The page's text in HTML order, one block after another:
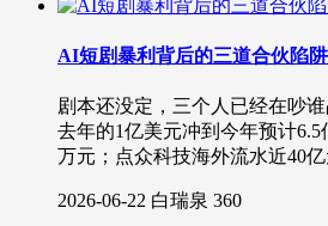
AI短剧暴利背后的三道合伙陷阱
剧本还没定，三个人已经在吵
去年的1亿美元冲到今年预计
万元；点众科技海外流水近40
2026-06-22 白瑞泉 360